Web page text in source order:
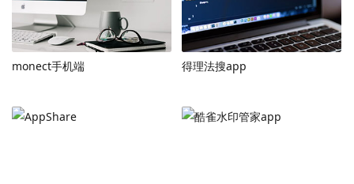
monect手机端 得理法搜app